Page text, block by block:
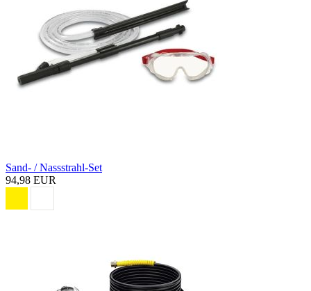
Sand- / Nassstrahl-Set
94,98 EUR